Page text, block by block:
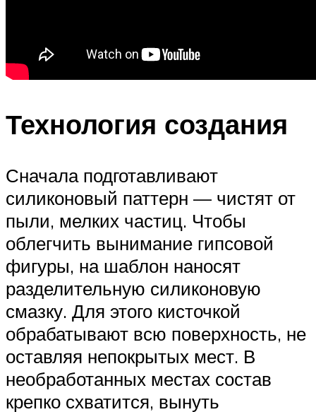
Технология создания
Сначала подготавливают
силиконовый паттерн — чистят от
пыли, мелких частиц. Чтобы
облегчить вынимание гипсовой
фигуры, на шаблон наносят
разделительную силиконовую
смазку. Для этого кисточкой
обрабатывают всю поверхность, не
оставляя непокрытых мест. В
необработанных местах состав
крепко схватится, вынуть